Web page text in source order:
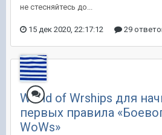
не стесняйтесь до...
15 дек 2020, 22:17:12 29
World of Wrships для
первых правила
WoWs»